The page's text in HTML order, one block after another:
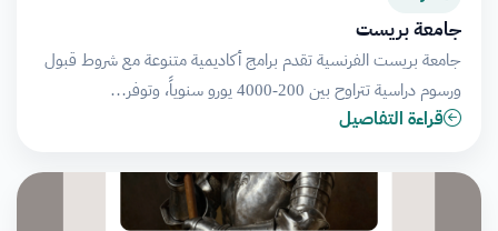
جامعة بريست
جامعة بريست الفرنسية تقدم برامج أكاديمية متنوعة مع شروط قبول
ورسوم دراسية تتراوح بين 200-4000 يورو سنوياً، وتوفر…
قراءة التفاصيل